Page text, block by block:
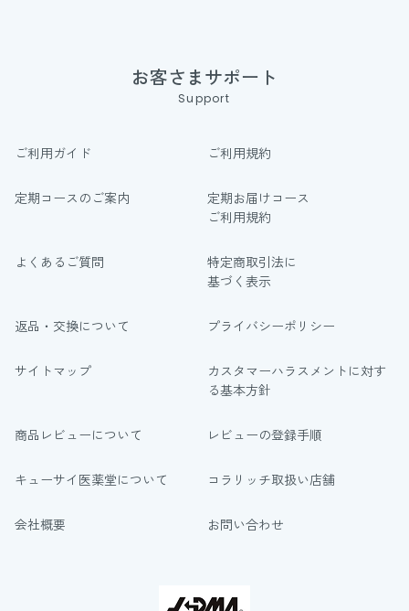
お客さまサポート
Support
ご利用ガイド ご利用規約
定期コースのご案内
定期お届けコース
ご利用規約
よくあるご質問
特定商取引法に
基づく表示
返品・交換について プライバシーポリシー
サイトマップ
カスタマーハラスメントに対す
る基本方針
商品レビューについて レビューの登録手順
キューサイ医薬堂について コラリッチ取扱い店舗
会社概要 お問い合わせ